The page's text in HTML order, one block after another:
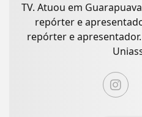
TV. Atuou em
repórter e
repórter e apresentador. Jornalismo Digital pela